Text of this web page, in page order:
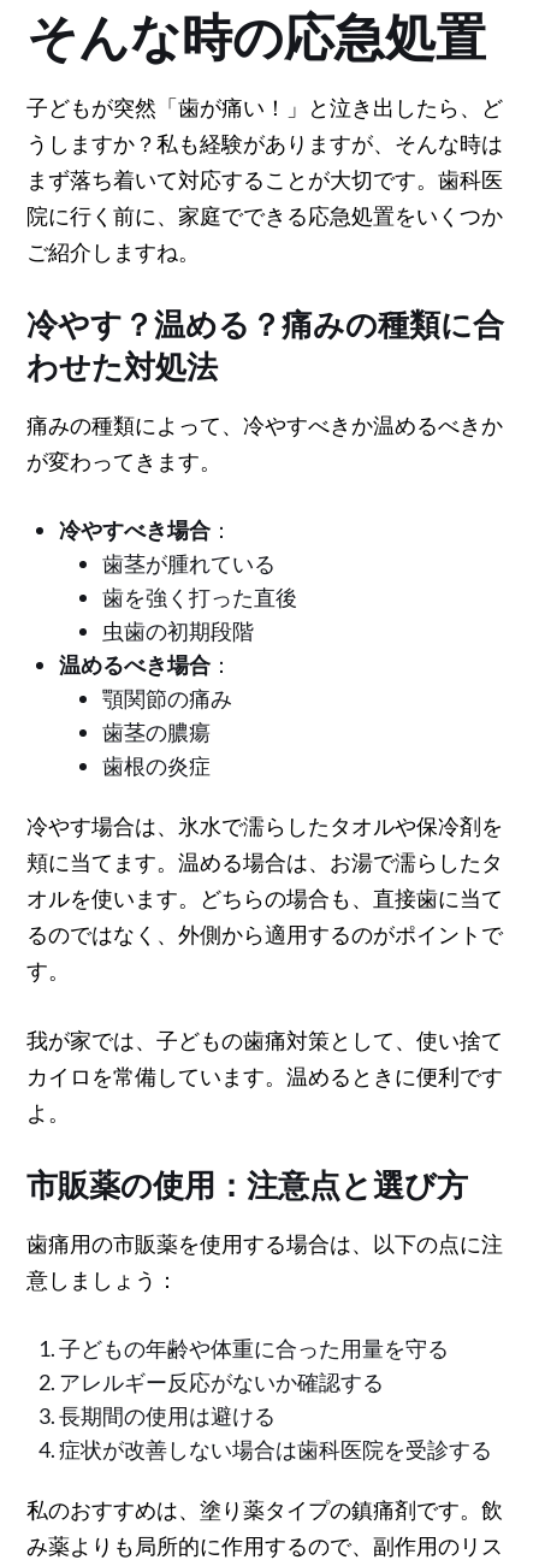
そんな時の応急処置
子どもが突然「歯が痛い！」と泣き出したら、ど
うしますか？私も経験がありますが、そんな時は
まず落ち着いて対応することが大切です。歯科医
院に行く前に、家庭でできる応急処置をいくつか
ご紹介しますね。
冷やす？温める？痛みの種類に合
わせた対処法
痛みの種類によって、冷やすべきか温めるべきか
が変わってきます。
冷やすべき場合 ：
歯茎が腫れている
歯を強く打った直後
虫歯の初期段階
温めるべき場合 ：
顎関節の痛み
歯茎の膿瘍
歯根の炎症
冷やす場合は、氷水で濡らしたタオルや保冷剤を
頬に当てます。温める場合は、お湯で濡らしたタ
オルを使います。どちらの場合も、直接歯に当て
るのではなく、外側から適用するのがポイントで
す。
我が家では、子どもの歯痛対策として、使い捨て
カイロを常備しています。温めるときに便利です
よ。
市販薬の使用：注意点と選び方
歯痛用の市販薬を使用する場合は、以下の点に注
意しましょう：
子どもの年齢や体重に合った用量を守る
アレルギー反応がないか確認する
長期間の使用は避ける
症状が改善しない場合は歯科医院を受診する
私のおすすめは、塗り薬タイプの鎮痛剤です。飲
み薬よりも局所的に作用するので、副作用のリス